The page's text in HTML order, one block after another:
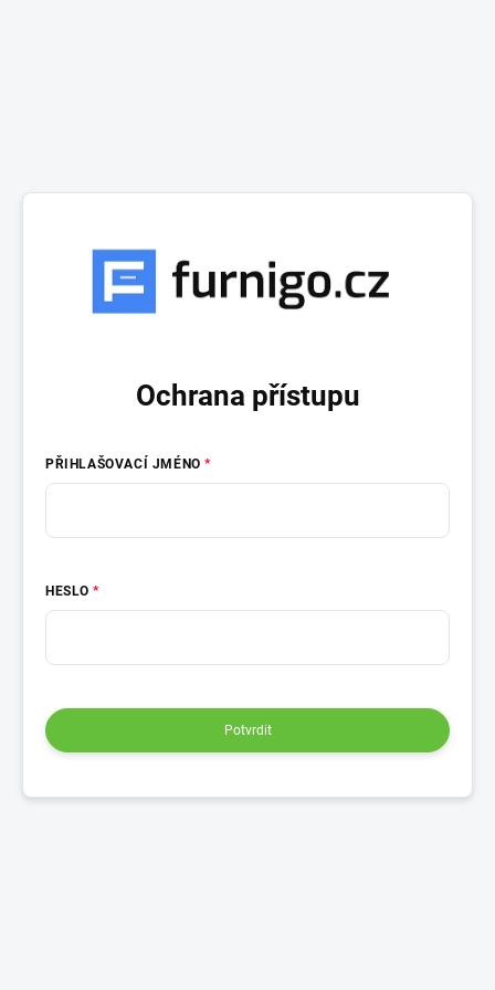
Ochrana přístupu
PŘIHLAŠOVACÍ JMÉNO
HESLO
Potvrdit